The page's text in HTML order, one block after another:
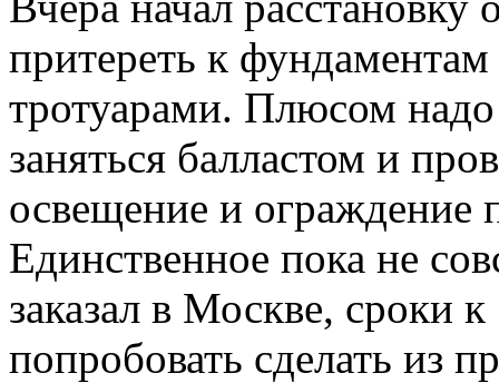
притереть к
тротуарами. Плюсом надо
заняться балластом и
освещение и ограждение
Единственное пока не
заказал в Москве, сроки
попробовать сделать из